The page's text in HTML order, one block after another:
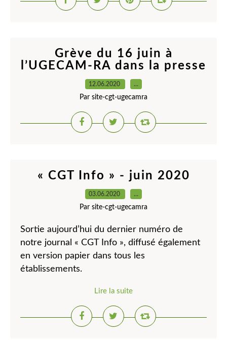
Grève du 16 juin à
l’UGECAM-RA dans la presse
12.06.2020 …
Par site-cgt-ugecamra
« CGT Info » - juin 2020
03.06.2020 …
Par site-cgt-ugecamra
Sortie aujourd’hui du dernier numéro de
notre journal « CGT Info », diffusé également
en version papier dans tous les
établissements.
Lire la suite